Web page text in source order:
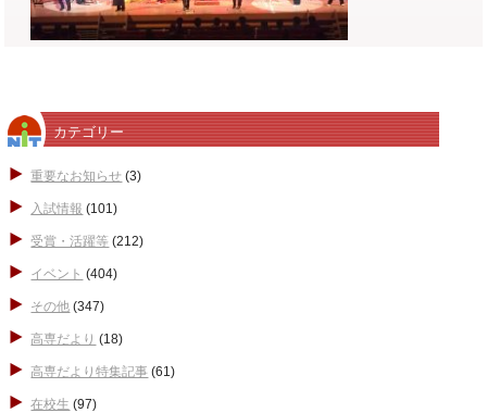
カテゴリー
重要なお知らせ (3)
入試情報 (101)
受賞・活躍等 (212)
イベント (404)
その他 (347)
高専だより (18)
高専だより特集記事 (61)
在校生 (97)